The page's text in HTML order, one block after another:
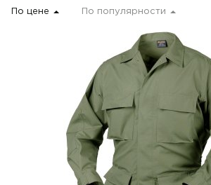
По цене По популярности